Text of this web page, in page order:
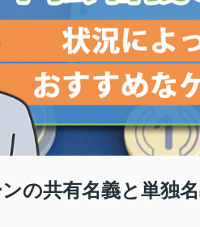
ンの共有名義と単独